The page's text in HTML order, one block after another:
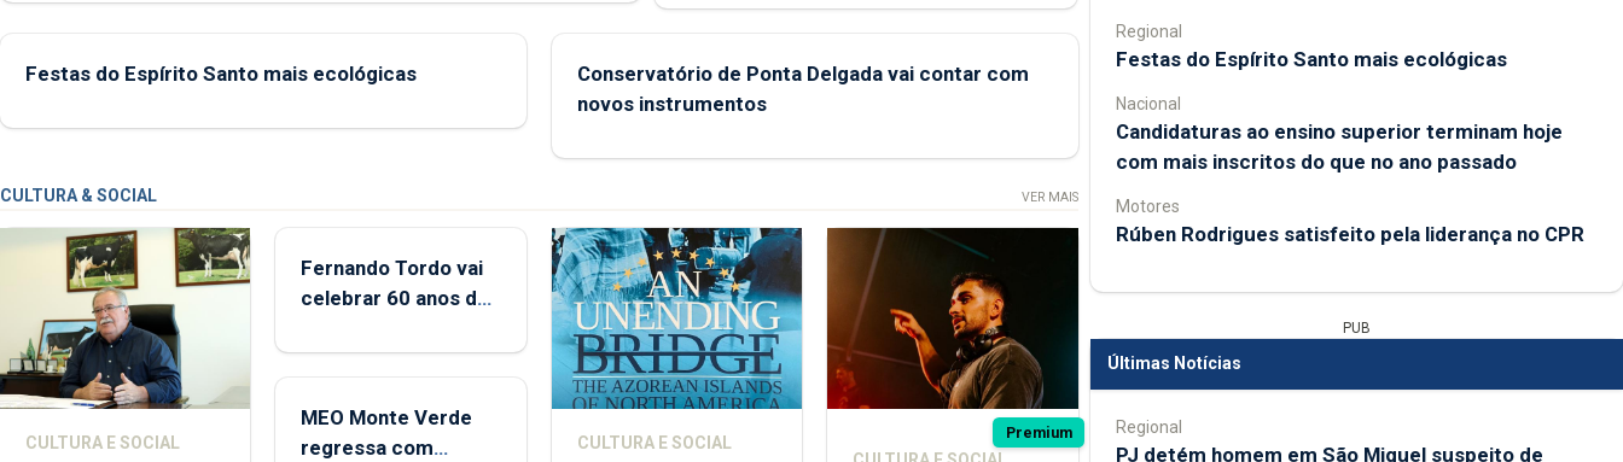
Festas do Espírito Santo mais ecológicas
Conservatório de Ponta Delgada vai contar com
novos instrumentos
CULTURA & SOCIAL VER MAIS
CULTURA E SOCIAL
Fernando Tordo vai
celebrar 60 anos de
Micaelense
MEO Monte Verde
regressa com
CULTURA E SOCIAL
Premium
Regional
Festas do Espírito Santo mais ecológicas
Nacional
Candidaturas ao ensino superior terminam hoje
com mais inscritos do que no ano passado
Motores
Rúben Rodrigues satisfeito pela liderança no CPR
PUB
Últimas Notícias
Regional
PJ detém homem em São Miguel suspeito de